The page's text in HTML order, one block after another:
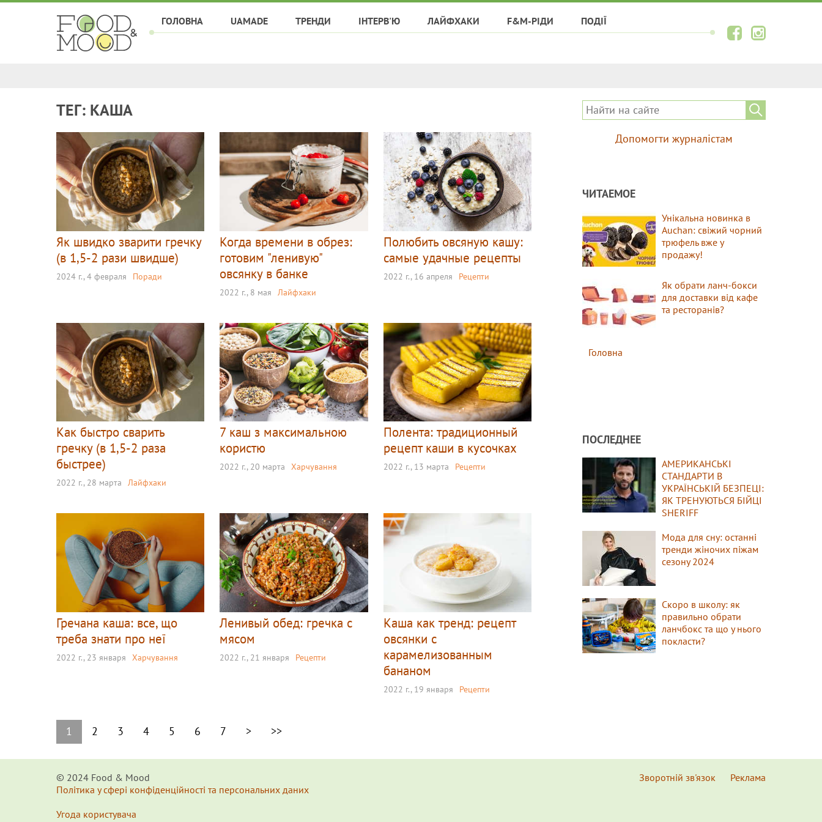
ГОЛОВНА UAMADE ТРЕНДИ ІНТЕРВ'Ю ЛАЙФХАКИ F&M-РІДИ ПОДІЇ
ТЕГ: КАША
Як швидко зварити гречку
(в 1,5-2 рази швидше)
2024 г., 4 февраля Поради
Когда времени в обрез:
готовим "ленивую"
овсянку в банке
2022 г., 8 мая Лайфхаки
Полюбить овсяную кашу:
самые удачные рецепты
2022 г., 16 апреля Рецепти
Как быстро сварить
гречку (в 1,5-2 раза
быстрее)
2022 г., 28 марта Лайфхаки
7 каш з максимальною
користю
2022 г., 20 марта Харчування
Полента: традиционный
рецепт каши в кусочках
2022 г., 13 марта Рецепти
Гречана каша: все, що
треба знати про неї
2022 г., 23 января Харчування
Ленивый обед: гречка с
мясом
2022 г., 21 января Рецепти
Каша как тренд: рецепт
овсянки с
карамелизованным
бананом
2022 г., 19 января Рецепти
1 2 3 4 5 6 7 > >>
Допомогти журналістам
ЧИТАЕМОЕ
Унікальна новинка в
Auchan: свіжий чорний
трюфель вже у
продажу!
Як обрати ланч-бокси
для доставки від кафе
та ресторанів?
Головна
ПОСЛЕДНЕЕ
АМЕРИКАНСЬКІ
СТАНДАРТИ В
УКРАЇНСЬКІЙ БЕЗПЕЦІ:
ЯК ТРЕНУЮТЬСЯ БІЙЦІ
SHERIFF
Мода для сну: останні
тренди жіночих піжам
сезону 2024
Скоро в школу: як
правильно обрати
ланчбокс та що у нього
покласти?
© 2024 Food & Мood
Політика у сфері конфіденційності та персональних даних
Угода користувача
Зворотній зв'язок Реклама